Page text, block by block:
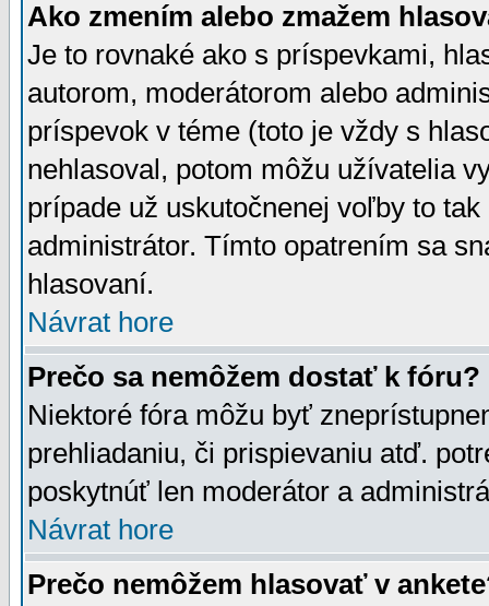
Ako zmením alebo zmažem
Je to rovnaké ako s príspevkami,
autorom, moderátorom alebo
príspevok v téme (toto je vždy s
nehlasoval, potom môžu užívatelia
prípade už uskutočnenej voľby to
administrátor. Tímto opatrením sa
hlasovaní.
Návrat hore
Prečo sa nemôžem dostať k fóru?
Niektoré fóra môžu byť
prehliadaniu, či prispievaniu atď.
poskytnúť len moderátor a
Návrat hore
Prečo nemôžem hlasovať v